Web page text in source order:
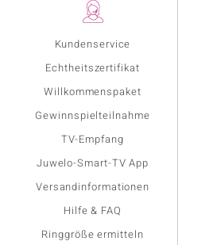
Kundenservice
Echtheitszertifikat
Willkommenspaket
Gewinnspielteilnahme
TV-Empfang
Juwelo-Smart-TV App
Versandinformationen
Hilfe & FAQ
Ringgröße ermitteln